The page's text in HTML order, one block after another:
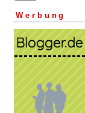
Werbung